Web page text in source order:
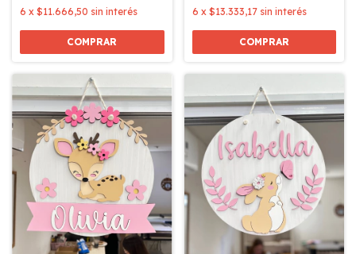
6 x $11.666,50 sin interés
COMPRAR
6 x $13.333,17 sin interés
COMPRAR